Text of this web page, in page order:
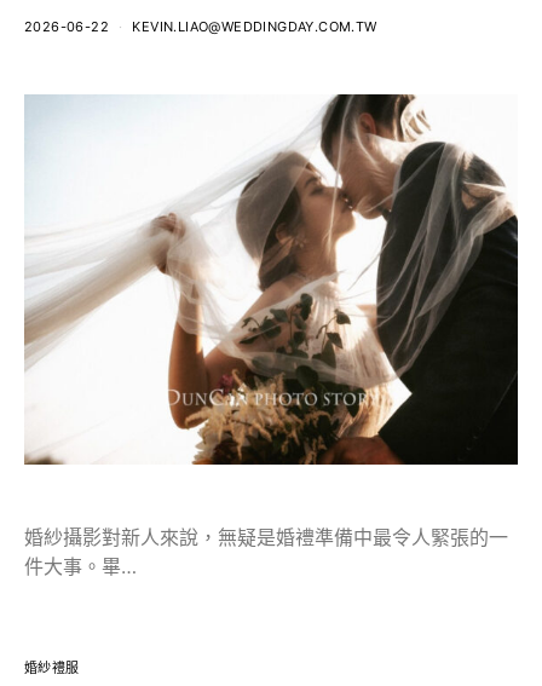
2026-06-22 KEVIN.LIAO@WEDDINGDAY.COM.TW
婚紗攝影對新人來說，無疑是婚禮準備中最令人緊張的一
件大事。畢…
婚紗禮服